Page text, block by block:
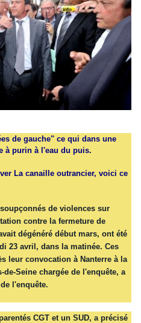
de gauche" ce qui dans une
à purin à l'eau du puis.
La canaille outrancier, voici ce
de violences sur
contre la fermeture de
dégénéré début mars, ont été
23 avril, dans la matinée. Ces
leur convocation à Nanterre à la
Seine chargée de l'enquête, a
l'enquête.
CGT et un SUD, a précisé